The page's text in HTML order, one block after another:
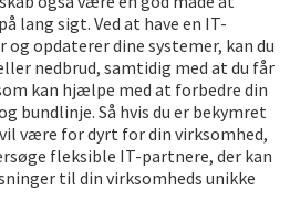
lang sigt. Ved at have en IT-
opdaterer dine systemer, kan du
nedbrud, samtidig med at du får
kan hjælpe med at forbedre din
bundlinje. Så hvis du er bekymret
være for dyrt for din virksomhed,
fleksible IT-partnere, der kan
til din virksomheds unikke